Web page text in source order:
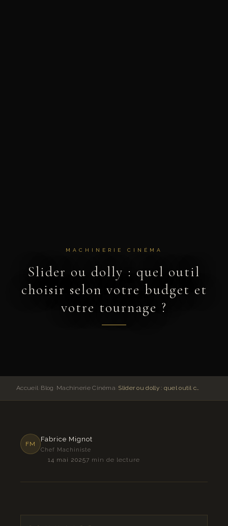
MACHINERIE CINÉMA
Slider ou dolly : quel outil
choisir selon votre budget et
votre tournage ?
Accueil Blog Machinerie Cinéma Slider ou dolly : quel outil choisir selon votre budget et votre tournage ?
FM
Fabrice Mignot
Chef Machiniste
14 mai 20257 min de lecture